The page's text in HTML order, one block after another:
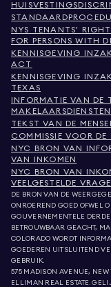
NYS TENANTS'
FOR PERSONS WITH
KENNISGEVING
ACT
KENNISGEVING
TEXAS
INFORMATIE VAN DE
MAKELAARSDIENSTEN
TEKST VAN DE
COMMISSIE VOOR
NYC BRON VAN
VAN INKOMEN
NYC BRON VAN
VEELGESTELDE
DE BRON VAN DE
ONROEREND GOED OFWEL
GOUVERNEMENTELE
BETROUWBAAR GEACHT,
COLORADO WORDT
GOEDEREN UITSLUITEND
GEBRUIK.
575 MADISON AVENUE,
ELLIMAN REAL ESTATE.